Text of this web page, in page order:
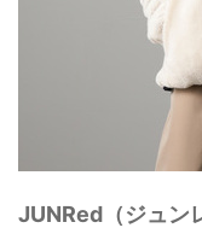
JUNRed（ジュン